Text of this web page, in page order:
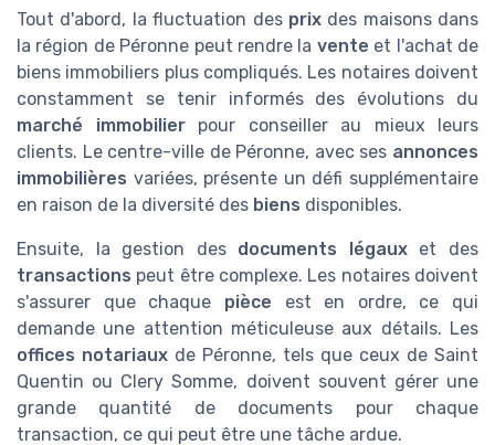
Tout d'abord, la fluctuation des prixdes maisons dans
la région de Péronne peut rendre la vente et l'achat de
biens immobiliers plus compliqués. Les notaires doivent
constamment se tenir informés des évolutions du
marché immobilierpour conseiller au mieux leurs
clients. Le centre-ville de Péronne, avec ses annonces
immobilières variées, présente un défi supplémentaire
en raison de la diversité des biens disponibles.
Ensuite, la gestion des documents légauxet des
transactions peut être complexe. Les notaires doivent
s'assurer que chaque pièce est en ordre, ce qui
demande une attention méticuleuse aux détails. Les
offices notariaux de Péronne, tels que ceux de Saint
Quentin ou Clery Somme, doivent souvent gérer une
grande quantité de documents pour chaque
transaction, ce qui peut être une tâche ardue.